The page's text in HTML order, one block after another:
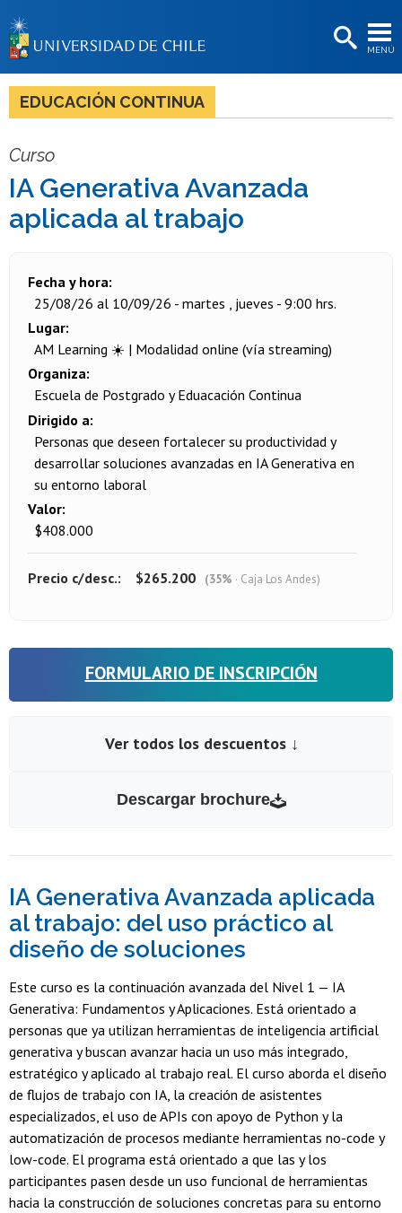
MENÚ
BIBLIOTECAS
LA UNIVERSIDAD
Académicas/os
EDUCACIÓN CONTINUA
Curso
IA Generativa Avanzada
aplicada al trabajo
Fecha y hora
25/08/26 al 10/09/26 - martes , jueves - 9:00 hrs.
Lugar
AM Learning ☀️ | Modalidad online (vía streaming)
Organiza
Escuela de Postgrado y Eduacación Continua
Dirigido a
Personas que deseen fortalecer su productividad y
desarrollar soluciones avanzadas en IA Generativa en
su entorno laboral
Valor
$408.000
Precio c/desc. $265.200 (35% · Caja Los Andes)
FORMULARIO DE INSCRIPCIÓN
Ver todos los descuentos ↓
Descargar brochure
IA Generativa Avanzada aplicada
al trabajo: del uso práctico al
diseño de soluciones
Este curso es la continuación avanzada del Nivel 1 — IA
Generativa: Fundamentos y Aplicaciones. Está orientado a
personas que ya utilizan herramientas de inteligencia artificial
generativa y buscan avanzar hacia un uso más integrado,
estratégico y aplicado al trabajo real. El curso aborda el diseño
de flujos de trabajo con IA, la creación de asistentes
especializados, el uso de APIs con apoyo de Python y la
automatización de procesos mediante herramientas no-code y
low-code. El programa está orientado a que las y los
participantes pasen desde un uso funcional de herramientas
hacia la construcción de soluciones concretas para su entorno